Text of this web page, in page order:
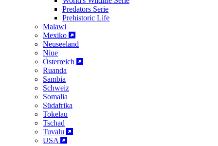
Predators Serie
Prehistoric Life
Malawi
Mexiko
Neuseeland
Niue
Österreich
Ruanda
Sambia
Schweiz
Somalia
Südafrika
Tokelau
Tschad
Tuvalu
USA